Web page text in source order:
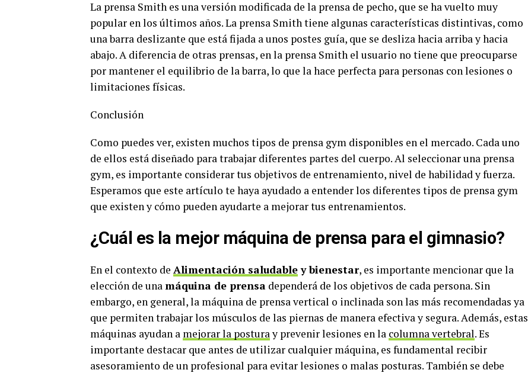
La prensa Smith es una versión modificada de la prensa de pecho, que se ha vuelto muy
popular en los últimos años. La prensa Smith tiene algunas características distintivas, como
una barra deslizante que está fijada a unos postes guía, que se desliza hacia arriba y hacia
abajo. A diferencia de otras prensas, en la prensa Smith el usuario no tiene que preocuparse
por mantener el equilibrio de la barra, lo que la hace perfecta para personas con lesiones o
limitaciones físicas.
Conclusión
Como puedes ver, existen muchos tipos de prensa gym disponibles en el mercado. Cada uno
de ellos está diseñado para trabajar diferentes partes del cuerpo. Al seleccionar una prensa
gym, es importante considerar tus objetivos de entrenamiento, nivel de habilidad y fuerza.
Esperamos que este artículo te haya ayudado a entender los diferentes tipos de prensa gym
que existen y cómo pueden ayudarte a mejorar tus entrenamientos.
¿Cuál es la mejor máquina de prensa para el gimnasio?
En el contexto de Alimentación saludabley bienestar, es importante mencionar que la
elección de unamáquina de prensa dependerá de los objetivos de cada persona. Sin
embargo, en general, la máquina de prensa vertical o inclinada son las más recomendadas ya
que permiten trabajar los músculos de las piernas de manera efectiva y segura. Además, estas
máquinas ayudan a mejorar la posturay prevenir lesiones en la columna vertebral. Es
importante destacar que antes de utilizar cualquier máquina, es fundamental recibir
asesoramiento de un profesional para evitar lesiones o malas posturas. También se debe